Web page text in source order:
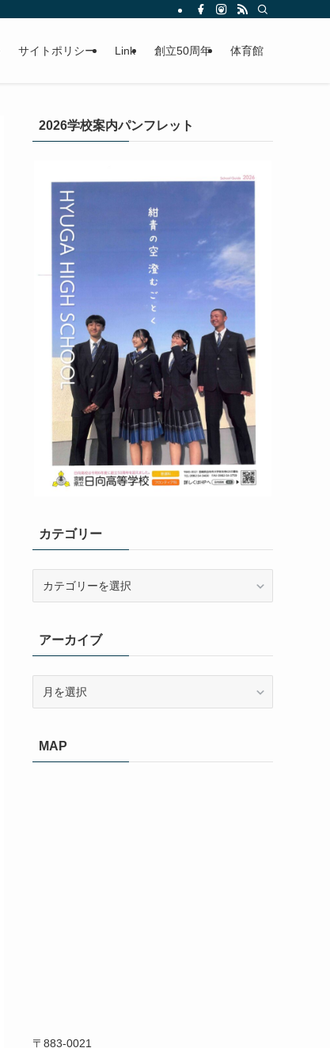
サイトポリシー Link 創立50周年 体育館
2026学校案内パンフレット
カテゴリー
ーアーカイブ
ブMAP
〒883-0021